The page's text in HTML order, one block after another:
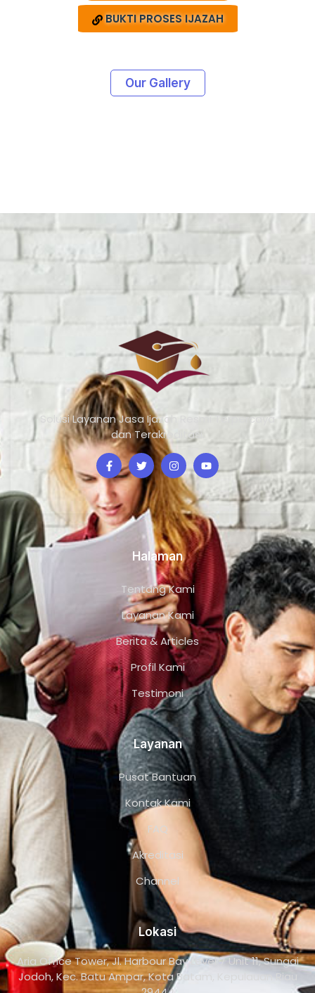
BUKTI PROSES IJAZAH
Our Gallery
Solusi Layanan Jasa Ijazah Resmi Terpercaya
dan Terakreditasi.
Halaman
Tentang Kami
Layanan Kami
Berita & Articles
Profil Kami
Testimoni
Layanan
Pusat Bantuan
Kontak Kami
FAQ
Akreditasi
Channel
Lokasi
Aria Office Tower, Jl. Harbour Bay Level 7 Unit 11, Sungai
Jodoh, Kec. Batu Ampar, Kota Batam, Kepulauan Riau